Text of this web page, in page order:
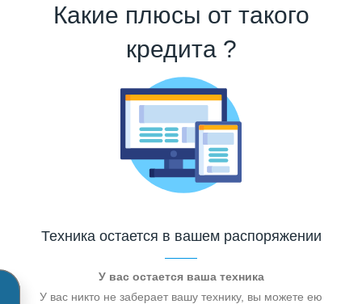
Какие плюсы от такого
кредита ?
Техника остается в вашем распоряжении
У вас остается ваша техника
У вас никто не заберает вашу технику, вы можете ею